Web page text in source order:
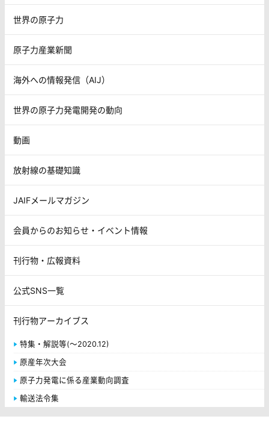
世界の原子力
原子力産業新聞
海外への情報発信（AIJ）
世界の原子力発電開発の動向
動画
放射線の基礎知識
JAIFメールマガジン
会員からのお知らせ・イベント情報
刊行物・広報資料
公式SNS一覧
刊行物アーカイブス
特集・解説等(～2020.12)
原産年次大会
原子力発電に係る産業動向調査
輸送法令集